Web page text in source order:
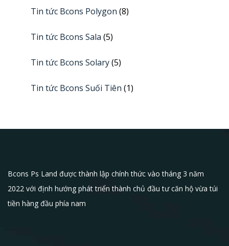
Tin tức Bcons Polygon (8)
Tin tức Bcons Sala (5)
Tin tức Bcons Solary(5)
Tin tức Bcons Suối Tiên (1)
Bcons Ps Land được thành lập chính thức vào tháng 3 năm
2022 với định hướng phát triển thành chủ đầu tư căn hộ vừa túi
tiền hàng đầu phía nam